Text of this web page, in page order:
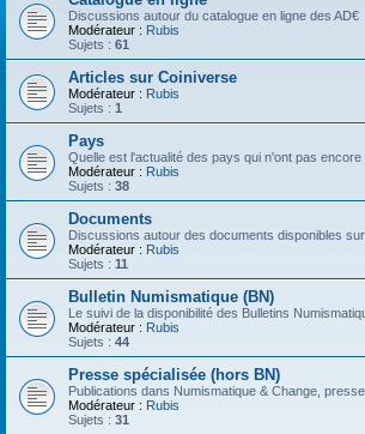
Discussions autour du catalogue en ligne des AD€
Modérateur : Rubis
Sujets : 61
Articles sur Coiniverse
Modérateur : Rubis
Sujets : 1
Pays
Quelle est l'actualité des pays qui n'ont pas
Modérateur : Rubis
Sujets : 38
Documents
Discussions autour des documents disponibles
Modérateur : Rubis
Sujets : 11
Bulletin Numismatique (BN)
Le suivi de la disponibilité des Bulletins
Modérateur : Rubis
Sujets : 44
Presse spécialisée (hors BN)
Publications dans Numismatique & Change,
Modérateur : Rubis
Sujets : 31